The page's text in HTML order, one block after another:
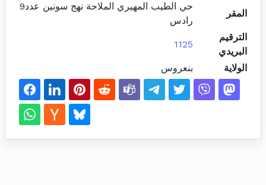
المقر
حي الطيب المهيري الملاحة نهج سونين عدد9
رادس
الترقيم
البريدي
1125
الولاية بنعروس